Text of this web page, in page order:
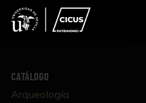
CATÁLOGO
Arqueología